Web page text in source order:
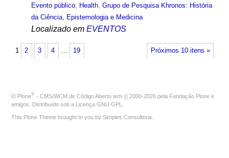
Evento público, Health, Grupo de Pesquisa Khronos: História
da Ciência, Epistemologia e Medicina
Localizado em EVENTOS
Próximos 10 itens »
1 2 3 4 … 19
O Plone® - CMS/WCM de Código Aberto tem © 2000-2026 pela Fundação Plone e
amigos. Distribuído sob a Licença GNU GPL
This Plone Theme brought to you by Simples Consultoria